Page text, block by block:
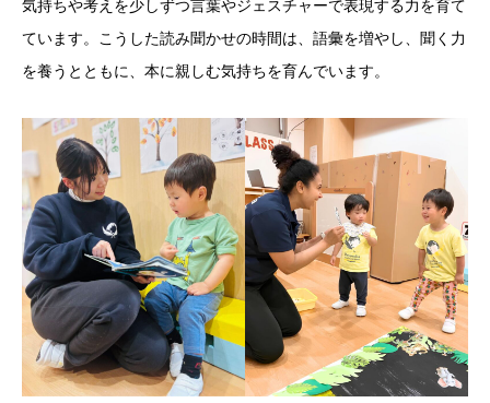
気持ちや考えを少しずつ言葉やジェスチャーで表現する力を育て
ています。こうした読み聞かせの時間は、語彙を増やし、聞く力
を養うとともに、本に親しむ気持ちを育んでいます。